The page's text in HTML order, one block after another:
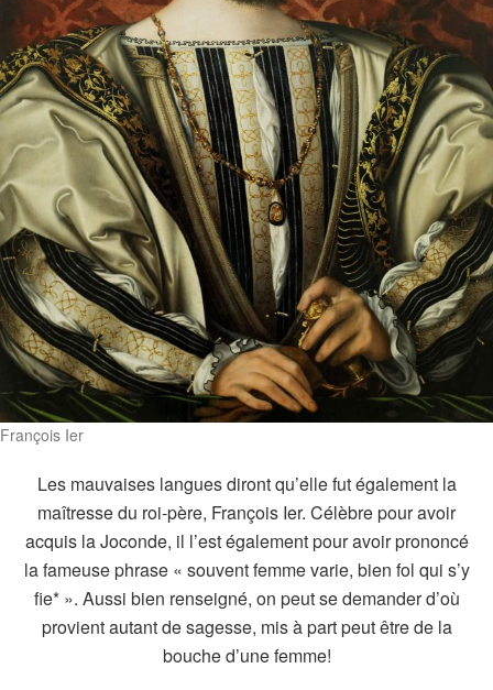
François Ier
Les mauvaises langues diront qu’elle fut également la
maîtresse du roi-père, François Ier. Célèbre pour avoir
acquis la Joconde, il l’est également pour avoir prononcé
la fameuse phrase « souvent femme varie, bien fol qui s’y
fie* ». Aussi bien renseigné, on peut se demander d’où
provient autant de sagesse, mis à part peut être de la
bouche d’une femme!